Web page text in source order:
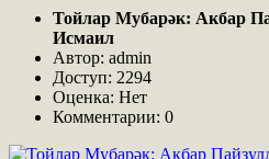
Тойлар Мубарәк: Акбар
Исмаил
Автор: admin
Доступ: 2294
Оценка: Нет
Комментарии: 0